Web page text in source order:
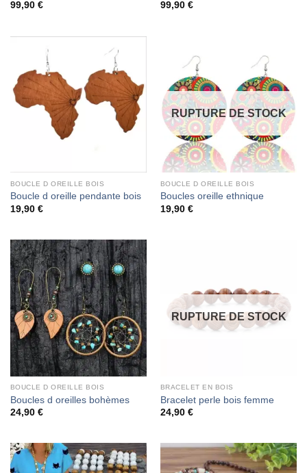
99,90 € 99,90 €
BOUCLE D OREILLE BOIS
Boucle d oreille pendante bois
19,90 €
RUPTURE DE STOCK
BOUCLE D OREILLE BOIS
Boucles oreille ethnique
19,90 €
BOUCLE D OREILLE BOIS
Boucles d oreilles bohèmes
24,90 €
RUPTURE DE STOCK
BRACELET EN BOIS
Bracelet perle bois femme
24,90 €